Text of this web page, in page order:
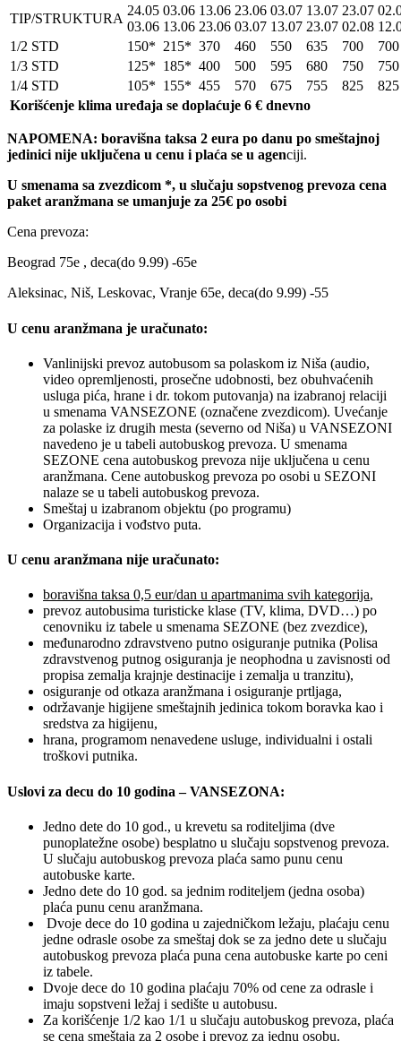
TIP/STRUKTURA
24.05
03.06
03.06
13.06
13.06
23.06
23.06
03.07
03.07
13.07
13.07
23.07
23.07
02.08
1/2 STD
150* 215* 370 460 550 635 700
700
1/3 STD
125* 185* 400 500 595 680 750
750
1/4 STD
105* 155* 455 570 675 755 825
825
Korišćenje klima uređaja se doplaćuje 6 € dnevno
NAPOMENA: boravišna taksa 2 eura po danu po smeštajnoj
jedinici nije uključena u cenu i plaća se u agenciji.
U smenama sa zvezdicom *, u slučaju sopstvenog prevoza cena
paket aranžmana se umanjuje za 25€ po osobi
Cena prevoza:
Beograd 75e , deca(do 9.99) -65e
Aleksinac, Niš, Leskovac, Vranje 65e, deca(do 9.99) -55
U cenu aranžmana je uračunato:
Vanlinijski prevoz autobusom sa polaskom iz Niša (audio,
video opremljenosti, prosečne udobnosti, bez obuhvaćenih
usluga pića, hrane i dr. tokom putovanja) na izabranoj relaciji
u smenama VANSEZONE (označene zvezdicom). Uvećanje
za polaske iz drugih mesta (severno od Niša) u VANSEZONI
navedeno je u tabeli autobuskog prevoza. U smenama
SEZONE cena autobuskog prevoza nije uključena u cenu
aranžmana. Cene autobuskog prevoza po osobi u SEZONI
nalaze se u tabeli autobuskog prevoza.
Smeštaj u izabranom objektu (po programu)
Organizacija i vođstvo puta.
U cenu aranžmana nije uračunato:
boravišna taksa 0,5 eur/dan u apartmanima svih kategorija,
prevoz autobusima turisticke klase (TV, klima, DVD…) po
cenovniku iz tabele u smenama SEZONE (bez zvezdice),
međunarodno zdravstveno putno osiguranje putnika (Polisa
zdravstvenog putnog osiguranja je neophodna u zavisnosti od
propisa zemalja krajnje destinacije i zemalja u tranzitu),
osiguranje od otkaza aranžmana i osiguranje prtljaga,
održavanje higijene smeštajnih jedinica tokom boravka kao i
sredstva za higijenu,
hrana, programom nenavedene usluge, individualni i ostali
troškovi putnika.
Uslovi za decu do 10 godina – VANSEZONA:
Jedno dete do 10 god., u krevetu sa roditeljima (dve
punoplatežne osobe) besplatno u slučaju sopstvenog prevoza.
U slučaju autobuskog prevoza plaća samo punu cenu
autobuske karte.
Jedno dete do 10 god. sa jednim roditeljem (jedna osoba)
plaća punu cenu aranžmana.
Dvoje dece do 10 godina u zajedničkom ležaju, plaćaju cenu
jedne odrasle osobe za smeštaj dok se za jedno dete u slučaju
autobuskog prevoza plaća puna cena autobuske karte po ceni
iz tabele.
Dvoje dece do 10 godina plaćaju 70% od cene za odrasle i
imaju sopstveni ležaj i sedište u autobusu.
Za korišćenje 1/2 kao 1/1 u slučaju autobuskog prevoza, plaća
se cena smeštaja za 2 osobe i prevoz za jednu osobu.